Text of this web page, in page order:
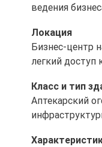
ведения
Локация
Бизнес-центр
легкий доступ
Класс и тип
Аптекарский